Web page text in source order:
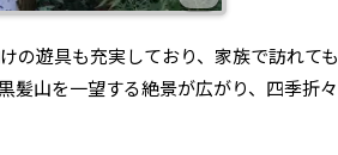
の遊具も充実しており、家族で訪れても
髪山を一望する絶景が広がり、四季折々